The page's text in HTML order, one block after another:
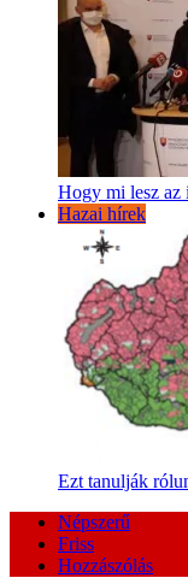
Hogy mi lesz az
Hazai hírek
Ezt tanulják
Népszerű
Friss
Hozzászólás